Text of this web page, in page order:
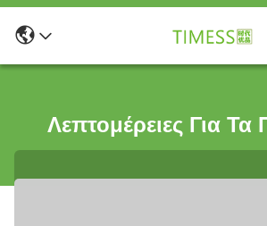
Λεπτομέρειες Για Τα